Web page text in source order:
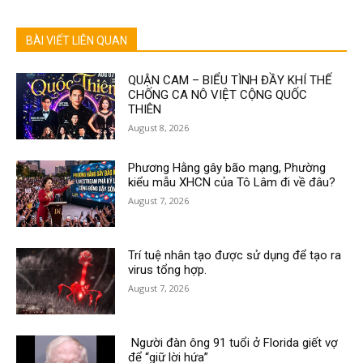
BÀI VIẾT LIÊN QUAN
QUẬN CAM – BIỂU TÌNH ĐẦY KHÍ THẾ
CHỐNG CA NÔ VIỆT CỘNG QUỐC
THIÊN
August 8, 2026
Phương Hằng gây bão mạng, Phường
kiểu mẫu XHCN của Tô Lâm đi về đâu?
August 7, 2026
Trí tuệ nhân tạo được sử dụng để tạo ra
virus tổng hợp.
August 7, 2026
Người đàn ông 91 tuổi ở Florida giết vợ
để “giữ lời hứa”